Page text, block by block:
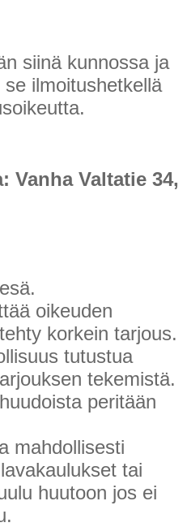
siinä kunnossa ja
ilmoitushetkellä
Vanha Valtatie 34,
oikeuden
korkein tarjous.
tutustua
tekemistä.
peritään
mahdollisesti
tai
huutoon jos ei